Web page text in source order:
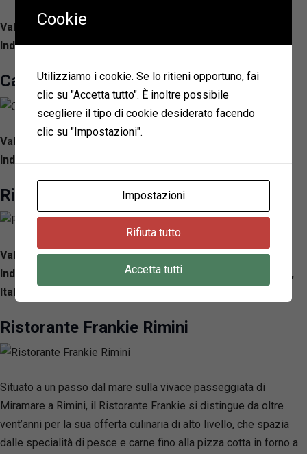
Valutazione: 4.4/ 5 — 2874
Indirizzo: Viale Catania, 22, 47924 Rimini RN, Italy
Carlos Pizza & Restaurant
Valutazione: 4.2/ 5 — 2747
Indirizzo: Viale Regina Elena, 201, 47924 Rimini RN, Italy
Ristorante Pizzeria Amico
Valutazione: 4.3/ 5 — 2234Recensioni
Indirizzo: Viale Amerigo Vespucci, 129B, 47921 Rimini RN,
Italy
Ristorante Frankie Rimini
Situato a un passo dal mare sulla vivace passeggiata di
Miramare a Rimini, il Ristorante Frankie si distingue da oltre
vent’anni per la sua offerta culinaria di alto livello, che spazia
dalle specialità di pesce e carne fino alla pizza cotta in forno a
Cookie
Utilizziamo i cookie. Se lo ritieni opportuno, fai
clic su "Accetta tutto". È inoltre possibile
scegliere il tipo di cookie desiderato facendo
clic su "Impostazioni".
Impostazioni
Rifiuta tutto
Accetta tutti